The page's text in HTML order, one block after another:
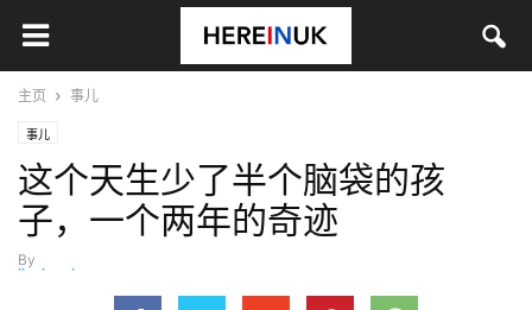
主页 事儿
事儿
这个天生少了半个脑袋的孩
子，一个两年的奇迹
By
jinyingying